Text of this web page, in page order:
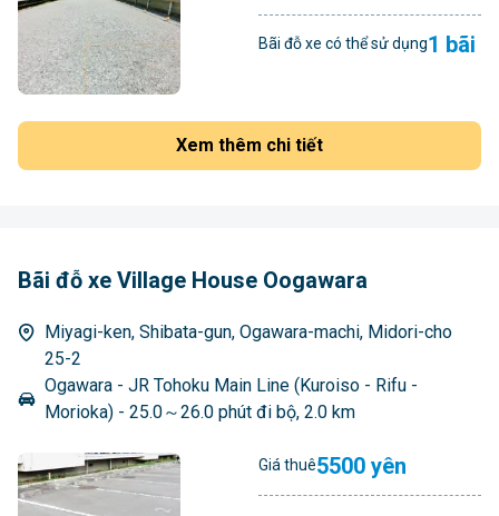
Bãi đỗ xe có thể sử dụng1 bãi
Xem thêm chi tiết
Bãi đỗ xe Village House Oogawara
Miyagi-ken, Shibata-gun, Ogawara-machi, Midori-cho
25-2
Ogawara - JR Tohoku Main Line (Kuroiso - Rifu -
Morioka) - 25.0～26.0 phút đi bộ, 2.0 km
Giá thuê5500 yên